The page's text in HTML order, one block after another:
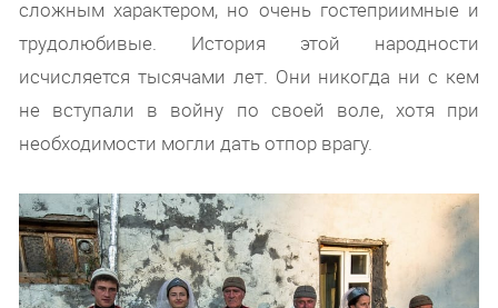
сложным характером, но очень гостеприимные и
трудолюбивые. История этой народности
исчисляется тысячами лет. Они никогда ни с кем
не вступали в войну по своей воле, хотя при
необходимости могли дать отпор врагу.